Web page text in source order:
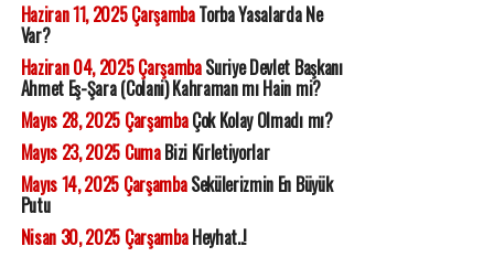
Haziran 11, 2025 ÇarşambaTorba Yasalarda Ne
Var?
Haziran 04, 2025 ÇarşambaSuriye Devlet Başkanı
Ahmet Eş-Şara (Colani) Kahraman mı Hain mi?
Mayıs 28, 2025 ÇarşambaÇok Kolay Olmadı mı?
Mayıs 23, 2025 CumaBizi Kirletiyorlar
Mayıs 14, 2025 ÇarşambaSekülerizmin En Büyük
Putu
Nisan 30, 2025 ÇarşambaHeyhat..!